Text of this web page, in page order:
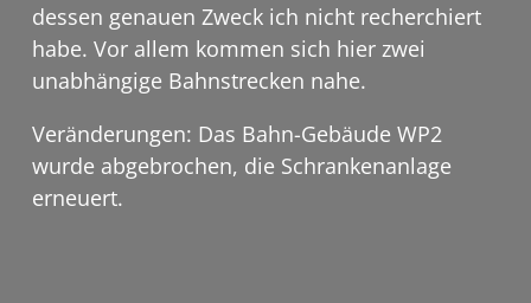
dessen genauen Zweck ich nicht recherchiert
habe. Vor allem kommen sich hier zwei
unabhängige Bahnstrecken nahe.
Veränderungen: Das Bahn-Gebäude WP2
wurde abgebrochen, die Schrankenanlage
erneuert.